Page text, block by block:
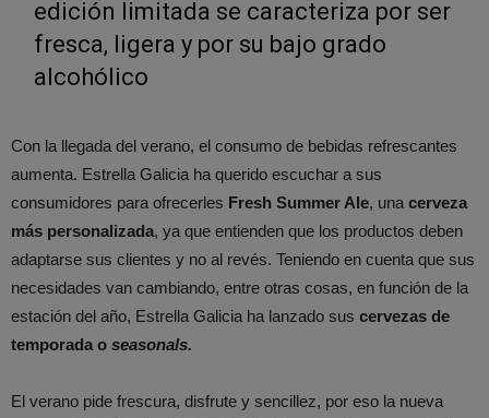
edición limitada se caracteriza por ser
fresca, ligera y por su bajo grado
alcohólico
Con la llegada del verano, el consumo de bebidas refrescantes
aumenta. Estrella Galicia ha querido escuchar a sus
consumidores para ofrecerles Fresh Summer Ale, una cerveza
más personalizada, ya que entienden que los productos deben
adaptarse sus clientes y no al revés. Teniendo en cuenta que sus
necesidades van cambiando, entre otras cosas, en función de la
estación del año, Estrella Galicia ha lanzado sus cervezas de
temporada o seasonals.
El verano pide frescura, disfrute y sencillez, por eso la nueva